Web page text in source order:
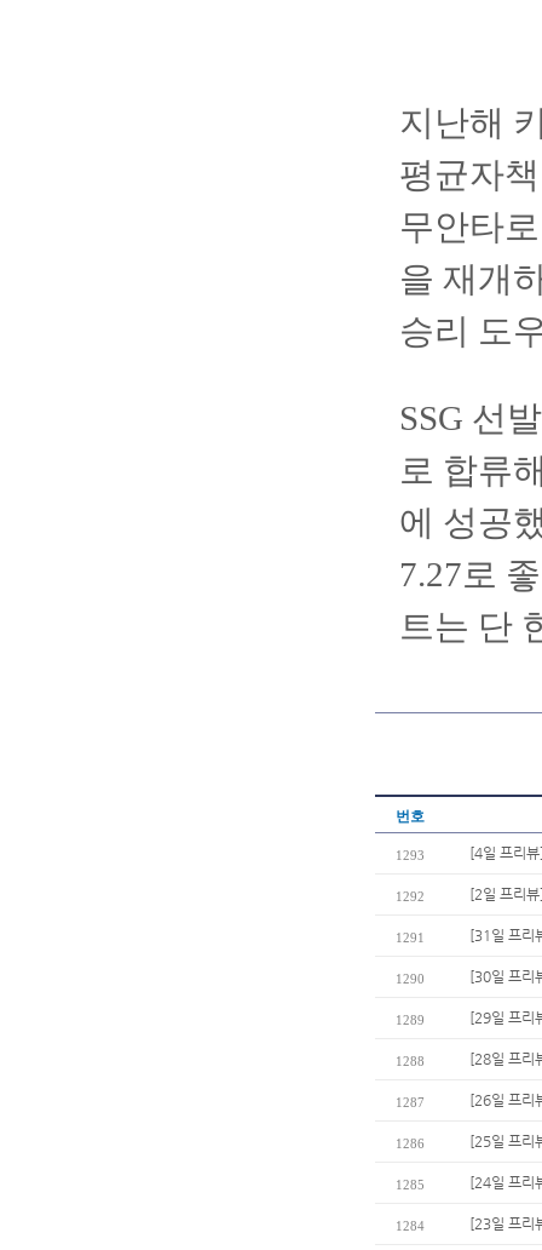
지난해
평균자
무안타
을 재개
승리 도
SSG 선
로 합류
에 성공
7.27로
트는 단
번호
1293 [4일 프리
1292 [2일 프리
1291 [31일 프리
1290 [30일 프리
1289 [29일 프리
1288 [28일 프리
1287 [26일 프리
1286 [25일 프리
1285 [24일 프리
1284 [23일 프리